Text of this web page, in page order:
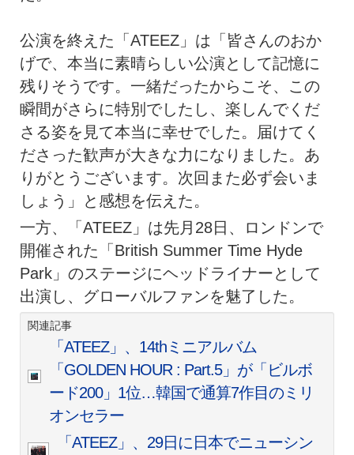
公演を終えた「ATEEZ」は「皆さんのおか
げで、本当に素晴らしい公演として記憶に
残りそうです。一緒だったからこそ、この
瞬間がさらに特別でしたし、楽しんでくだ
さる姿を見て本当に幸せでした。届けてく
ださった歓声が大きな力になりました。あ
りがとうございます。次回また必ず会いま
しょう」と感想を伝えた。
一方、「ATEEZ」は先月28日、ロンドンで
開催された「British Summer Time Hyde
Park」のステージにヘッドライナーとして
出演し、グローバルファンを魅了した。
関連記事
「ATEEZ」、14thミニアルバム
「GOLDEN HOUR : Part.5」が「ビルボ
ード200」1位…韓国で通算7作目のミリ
オンセラー
「ATEEZ」、29日に日本でニューシン